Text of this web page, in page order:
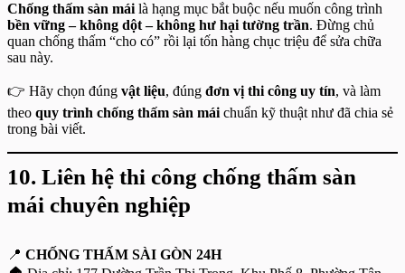
Chống thấm sàn mái là hạng mục bắt buộc nếu muốn công trình
bền vững – không dột – không hư hại tường trần. Đừng chủ
quan chống thấm “cho có” rồi lại tốn hàng chục triệu để sửa chữa
sau này.
👉 Hãy chọn đúng vật liệu, đúng đơn vị thi công uy tín, và làm
theo quy trình chống thấm sàn mái chuẩn kỹ thuật như đã chia sẻ
trong bài viết.
10. Liên hệ thi công chống thấm sàn
mái chuyên nghiệp
📍 CHỐNG THẤM SÀI GÒN 24H